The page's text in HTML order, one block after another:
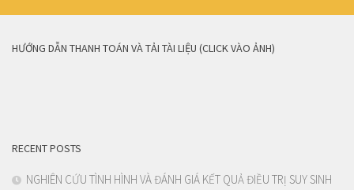
HƯỚNG DẪN THANH TOÁN VÀ TẢI TÀI LIỆU (CLICK VÀO ẢNH)
RECENT POSTS
NGHIÊN CỨU TÌNH HÌNH VÀ ĐÁNH GIÁ KẾT QUẢ ĐIỀU TRỊ SUY SINH